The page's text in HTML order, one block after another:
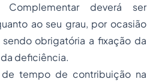
deverá ser
ao seu grau, por ocasião
obrigatória a fixação da
deficiência.
tempo de contribuição na